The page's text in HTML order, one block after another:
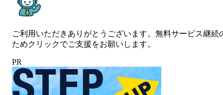
ご利用いただきありがとうございます。無料サービス継続
ためクリックでご支援をお願いします。
PR